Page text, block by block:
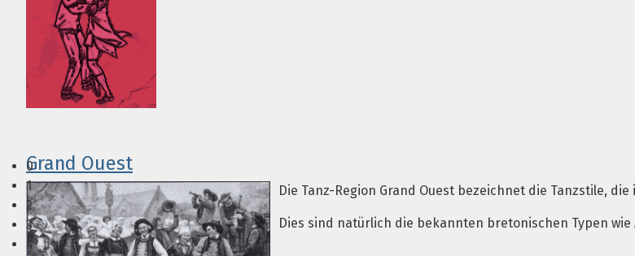
0
1
2
3
4
Grand Ouest
Die Tanz-Region Grand Ouest bezeichnet die Tanzstile,
Dies sind natürlich die bekannten bretonischen Typen